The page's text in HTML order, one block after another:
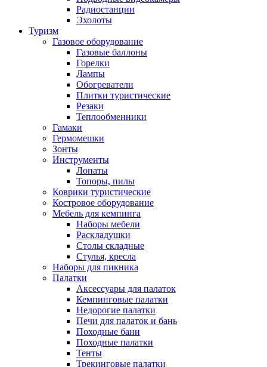
Радиостанции
Эхолоты
Туризм
Газовое оборудование
Газовые баллоны
Горелки
Лампы
Обогреватели
Плитки туристические
Резаки
Теплообменники
Гамаки
Гермомешки
Зонты
Инструменты
Лопаты
Топоры, пилы
Коврики туристические
Костровое оборудование
Мебель для кемпинга
Наборы мебели
Раскладушки
Столы складные
Стулья, кресла
Наборы для пикника
Палатки
Аксессуары для палаток
Кемпинговые палатки
Недорогие палатки
Печи для палаток и бань
Походные бани
Походные палатки
Тенты
Трекинговые палатки